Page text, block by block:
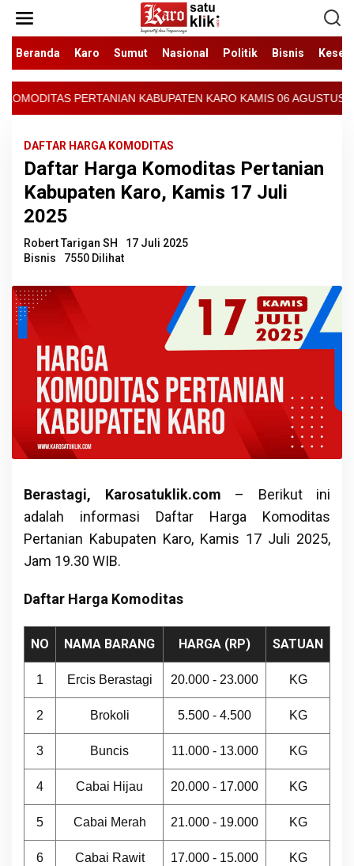
konten
Beranda
Karo Sumut Nasional Politik Bisnis
KABUPATEN KARO KAMIS 06 AGUSTUS 2026 - ARCIS
DAFTAR HARGA KOMODITAS
Daftar Harga Komoditas Pertanian
Kabupaten Karo, Kamis 17 Juli
2025
Robert Tarigan SH
17 Juli 2025
Bisnis
7550 Dilihat
Berastagi, Karosatuklik.com – Berikut ini
adalah informasi Daftar Harga Komoditas
Pertanian Kabupaten Karo, Kamis 17 Juli 2025,
Jam 19.30 WIB.
Daftar Harga Komoditas
NO NAMA BARANG HARGA (RP) SATUAN
1 Ercis Berastagi 20.000 - 23.000 KG
2 Brokoli 5.500 - 4.500 KG
3 Buncis 11.000 - 13.000 KG
4 Cabai Hijau 20.000 - 17.000 KG
5 Cabai Merah 21.000 - 19.000 KG
6
Cabai Rawit
17.000 - 15.000 KG